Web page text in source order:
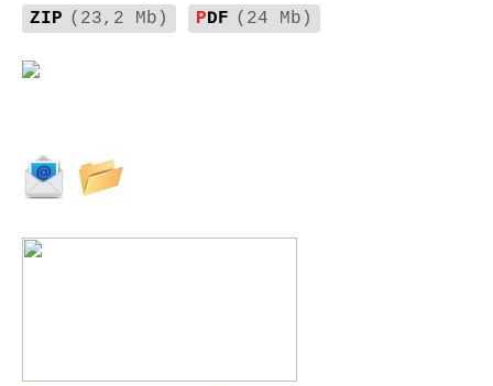
ZIP (23,2 Mb) PDF (24 Mb)